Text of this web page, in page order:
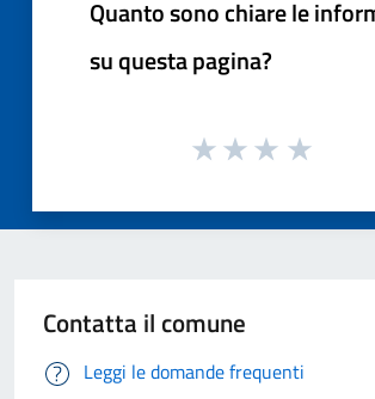
Quanto sono chiare le
su questa pagina?
Contatta il comune
Leggi le domande frequenti